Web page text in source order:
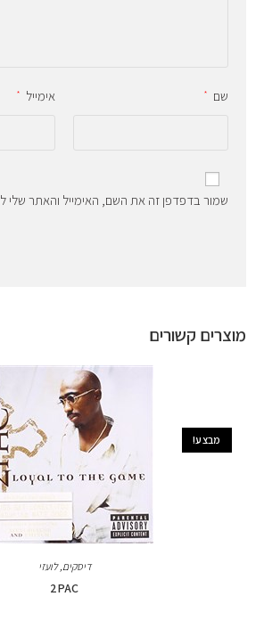
מוצרים קשורים
מבצע!
דיסקים,לועזי
2PAC
שם * אימייל *
שמור בדפדפן זה את השם, האימייל והאתר שלי